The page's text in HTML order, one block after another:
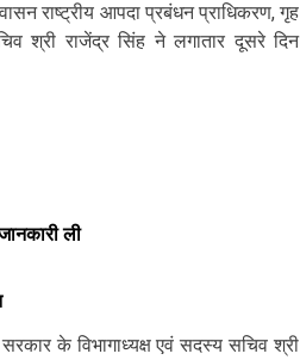
राष्ट्रीय आपदा प्रबंधन प्राधिकरण, गृह
श्री राजेंद्र सिंह ने लगातार दूसरे दिन
ली
के विभागाध्यक्ष एवं सदस्य सचिव श्री